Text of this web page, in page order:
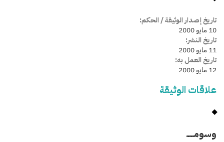
تاريخ إصدار الوثيقة / الحكم:
10 مايو 2000
تاريخ النشر:
11 مايو 2000
تاريخ العمل به:
12 مايو 2000
علاقات الوثيقة
وسومـــــ